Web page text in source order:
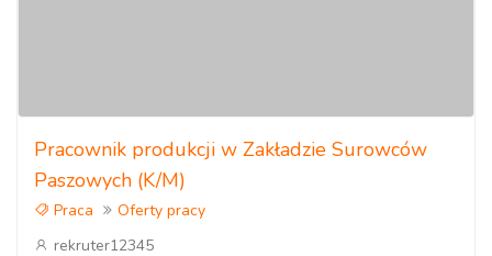
Pracownik produkcji w Zakładzie Surowców
Paszowych (K/M)
Praca
Oferty pracy
rekruter12345